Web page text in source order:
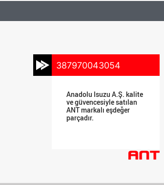
387970043054
Anadolu Isuzu A.Ş. kalite
ve güvencesiyle satılan
ANT markalı eşdeğer
parçadır.